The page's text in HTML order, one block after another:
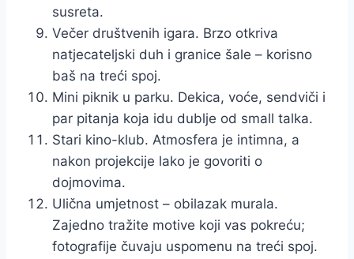
susreta.
Večer društvenih igara. Brzo otkriva
natjecateljski duh i granice šale – korisno
baš na treći spoj.
Mini piknik u parku. Dekica, voće, sendviči i
par pitanja koja idu dublje od small talka.
Stari kino-klub. Atmosfera je intimna, a
nakon projekcije lako je govoriti o
dojmovima.
Ulična umjetnost – obilazak murala.
Zajedno tražite motive koji vas pokreću;
fotografije čuvaju uspomenu na treći spoj.